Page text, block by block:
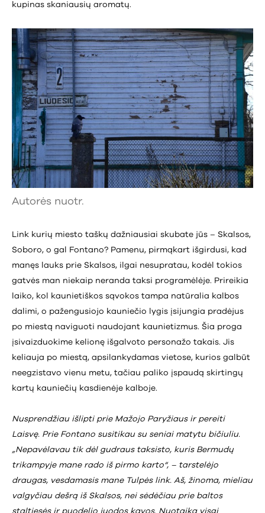
kupinas skaniausių aromatų.
Autorės nuotr.
Link kurių miesto taškų dažniausiai skubate jūs – Skalsos,
Soboro, o gal Fontano? Pamenu, pirmąkart išgirdusi, kad
manęs lauks prie Skalsos, ilgai nesupratau, kodėl tokios
gatvės man niekaip neranda taksi programėlėje. Prireikia
laiko, kol kaunietiškos sąvokos tampa natūralia kalbos
dalimi, o pažengusiojo kauniečio lygis įsijungia pradėjus
po miestą naviguoti naudojant kaunietizmus. Šia proga
įsivaizduokime kelionę išgalvoto personažo takais. Jis
keliauja po miestą, apsilankydamas vietose, kurios galbūt
neegzistavo vienu metu, tačiau paliko įspaudą skirtingų
kartų kauniečių kasdienėje kalboje.
Nusprendžiau išlipti prie Mažojo Paryžiaus ir pereiti
Laisvę. Prie Fontano susitikau su seniai matytu bičiuliu.
„Nepavėlavau tik dėl gudraus taksisto, kuris Bermudų
trikampyje mane rado iš pirmo karto“, – tarstelėjo
draugas, vesdamasis mane Tulpės link. Aš, žinoma, mieliau
valgyčiau dešrą iš Skalsos, nei sėdėčiau prie baltos